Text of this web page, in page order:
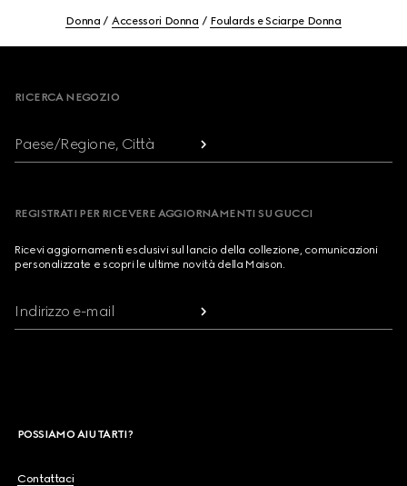
Donna Accessori Donna Foulards e Sciarpe Donna
RICERCA NEGOZIO
Paese/Regione, Città
REGISTRATI PER RICEVERE AGGIORNAMENTI SU GUCCI
Ricevi aggiornamenti esclusivi sul lancio della collezione, comunicazioni
personalizzate e scopri le ultime novità della Maison.
Indirizzo e-mail
POSSIAMO AIUTARTI?
Contattaci